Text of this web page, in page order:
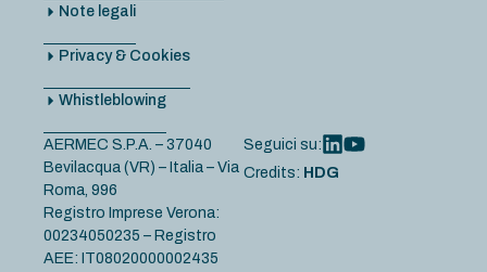
Note legali
Privacy & Cookies
Whistleblowing
AERMEC S.P.A. – 37040
Bevilacqua (VR) – Italia – Via
Roma, 996
Registro Imprese Verona:
00234050235 – Registro
AEE: IT08020000002435
Seguici su:
Credits: HDG